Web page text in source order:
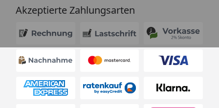
Akzeptierte Zahlungsarten